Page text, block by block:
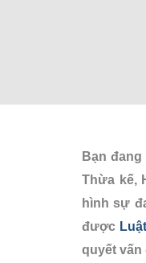
Bạn
Thừa kế,
hình sự
được
quyết vấn